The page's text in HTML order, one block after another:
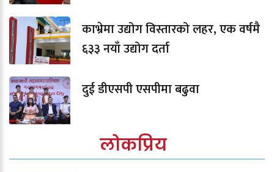
काभ्रेमा उद्योग विस्तारको लहर, एक वर्षमै
६३३ नयाँ उद्योग दर्ता
दुई डीएसपी एसपीमा बढुवा
लोकप्रिय